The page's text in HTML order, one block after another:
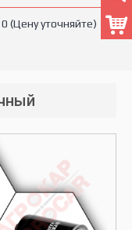
(Цену уточняйте)